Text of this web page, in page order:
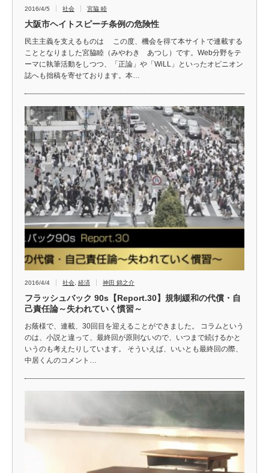
2016/4/5 社会 宮脇 睦
大阪市ヘイトスピーチ条例の危険性
民主主義を支えるものは この度、機会を得て本サイトで連載する
こととなりました宮脇睦（みやわき あつし）です。Web分野をテ
ーマに執筆活動をしつつ、「正論」や「WiLL」といったオピニオン
誌へも拙稿を寄せております。本…
2016/4/4 社会 経済 神田 錦之介
フラッシュバック 90s【Report.30】規制緩和の代償・自
己責任論～失われていく慣習～
お蔭様で、連載、30回目を迎えることができました。 コラムという
のは、小説と違って、最終回が原則ないので、いつまで続けるかと
いうのも考えたりしています。 そういえば、いいとも最終回の際、
中居くんのコメント…